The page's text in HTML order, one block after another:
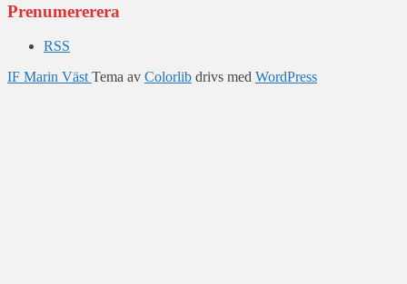
Prenumererera
RSS
IF Marin VästTema av Colorlib drivs med WordPress